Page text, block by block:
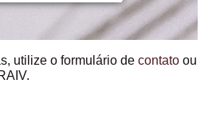
utilize o formulário decontato ou